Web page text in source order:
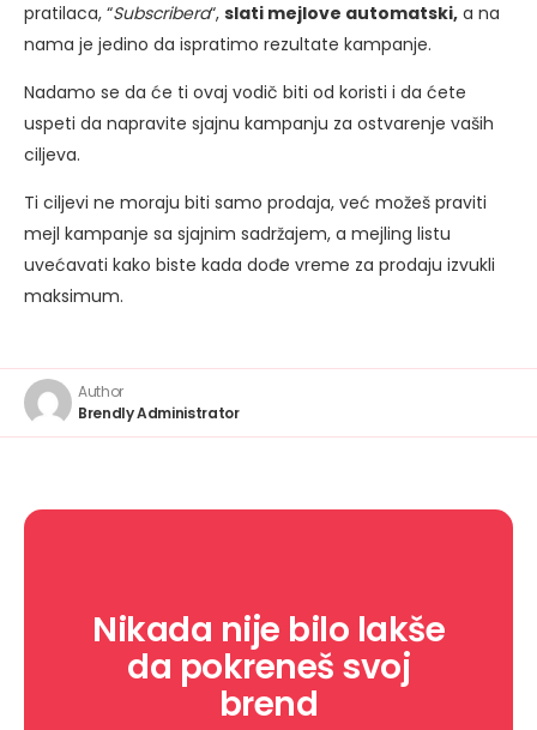
pratilaca, “Subscribera“, slati mejlove automatski, a na
nama je jedino da ispratimo rezultate kampanje.
Nadamo se da će ti ovaj vodič biti od koristi i da ćete
uspeti da napravite sjajnu kampanju za ostvarenje vaših
ciljeva.
Ti ciljevi ne moraju biti samo prodaja, već možeš praviti
mejl kampanje sa sjajnim sadržajem, a mejling listu
uvećavati kako biste kada dođe vreme za prodaju izvukli
maksimum.
Author
Brendly Administrator
Nikada nije bilo lakše
da pokreneš svoj
brend